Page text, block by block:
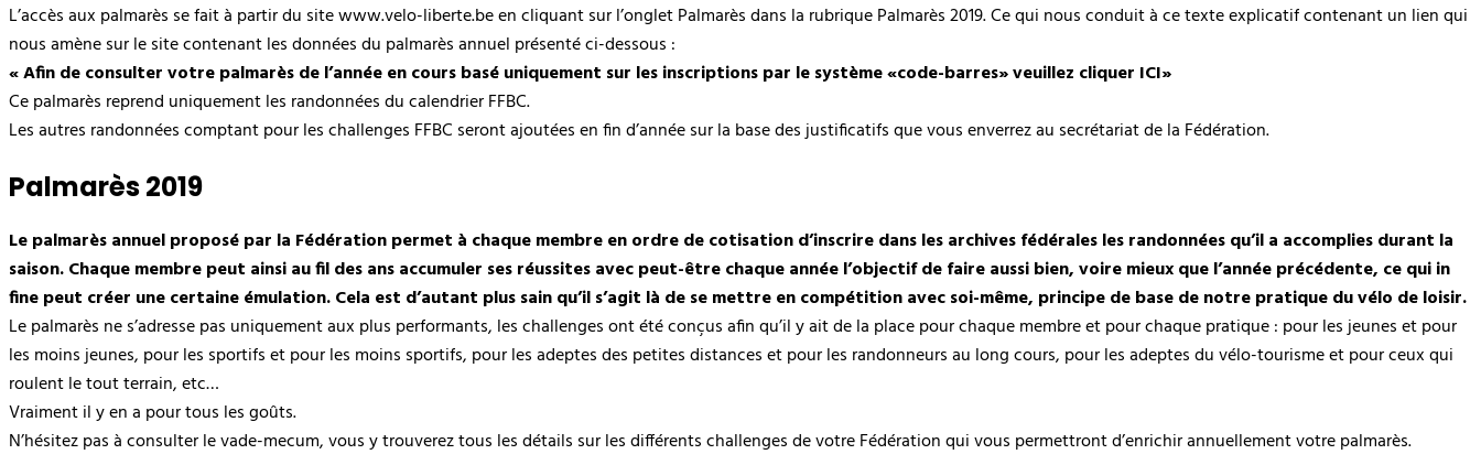
L’accès aux palmarès se fait à partir du site www.velo-liberte.be en cliquant sur l’onglet Palmarès dans la rubrique Palmarès 2019. Ce qui nous conduit à ce texte explicatif contenant un lien qui
nous amène sur le site contenant les données du palmarès annuel présenté ci-dessous :
« Afin de consulter votre palmarès de l’année en cours basé uniquement sur les inscriptions par le système «code-barres» veuillez cliquer ICI»
Ce palmarès reprend uniquement les randonnées du calendrier FFBC.
Les autres randonnées comptant pour les challenges FFBC seront ajoutées en fin d’année sur la base des justificatifs que vous enverrez au secrétariat de la Fédération.
Palmarès 2019
Le palmarès annuel proposé par la Fédération permet à chaque membre en ordre de cotisation d’inscrire dans les archives fédérales les randonnées qu’il a accomplies durant la
saison. Chaque membre peut ainsi au fil des ans accumuler ses réussites avec peut-être chaque année l’objectif de faire aussi bien, voire mieux que l’année précédente, ce qui in
fine peut créer une certaine émulation. Cela est d’autant plus sain qu’il s’agit là de se mettre en compétition avec soi-même, principe de base de notre pratique du vélo de loisir.
Le palmarès ne s’adresse pas uniquement aux plus performants, les challenges ont été conçus afin qu’il y ait de la place pour chaque membre et pour chaque pratique : pour les jeunes et pour
les moins jeunes, pour les sportifs et pour les moins sportifs, pour les adeptes des petites distances et pour les randonneurs au long cours, pour les adeptes du vélo-tourisme et pour ceux qui
roulent le tout terrain, etc…
Vraiment il y en a pour tous les goûts.
N’hésitez pas à consulter le vade-mecum, vous y trouverez tous les détails sur les différents challenges de votre Fédération qui vous permettront d’enrichir annuellement votre palmarès.